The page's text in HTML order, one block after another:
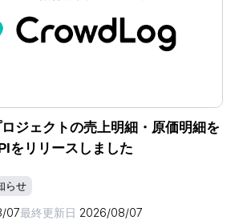
ロジェクトの売上明細・原価明細を
をリリースしました
らせ
07最終更新日 2026/08/07